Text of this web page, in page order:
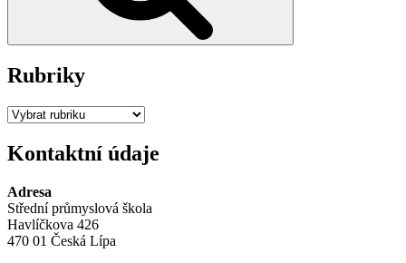
Rubriky
Rubriky
Kontaktní údaje
Adresa
Střední průmyslová škola
Havlíčkova 426
470 01 Česká Lípa